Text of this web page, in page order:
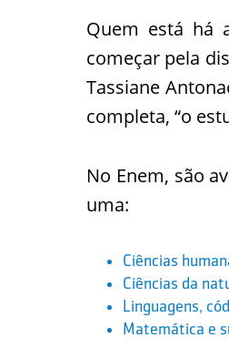
Quem está há
começar pela
Tassiane
completa, “o
No Enem, são
uma:
Ciências
Ciências da
Linguagens,
Matemática e